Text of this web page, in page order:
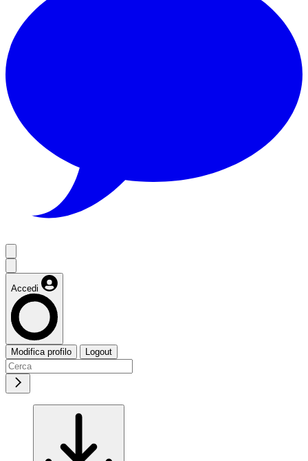
Accedi
Modifica profilo Logout